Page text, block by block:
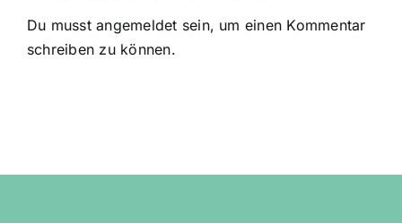
Du musstangemeldet sein, um einen Kommentar
schreiben zu können.